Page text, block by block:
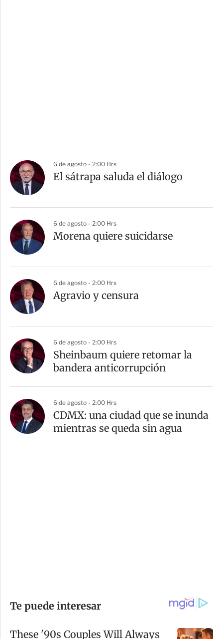
6 de agosto - 2:00 Hrs
El sátrapa saluda el diálogo
6 de agosto - 2:00 Hrs
Morena quiere suicidarse
6 de agosto - 2:00 Hrs
Agravio y censura
6 de agosto - 2:00 Hrs
Sheinbaum quiere retomar la
bandera anticorrupción
6 de agosto - 2:00 Hrs
CDMX: una ciudad que se inunda
mientras se queda sin agua